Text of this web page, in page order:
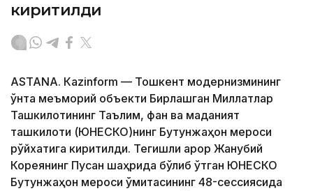
киритилди
ASTANА. Кazinform — Тошкент модернизмининг
ўнта меъморий объекти Бирлашган Миллатлар
Ташкилотининг Таълим, фан ва маданият
ташкилоти (ЮНEСКО)нинг Бутунжаҳон мероси
рўйхатига киритилди. Тегишли қарор Жанубий
Кореянинг Пусан ​​шаҳрида бўлиб ўтган ЮНEСКО
Бутунжаҳон мероси қўмитасининг 48-сессиясида